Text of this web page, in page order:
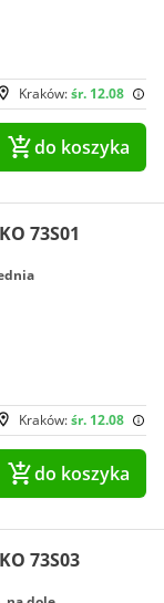
Kraków:śr. 12.08
do koszyka
73S01
Kraków:śr. 12.08
do koszyka
73S03